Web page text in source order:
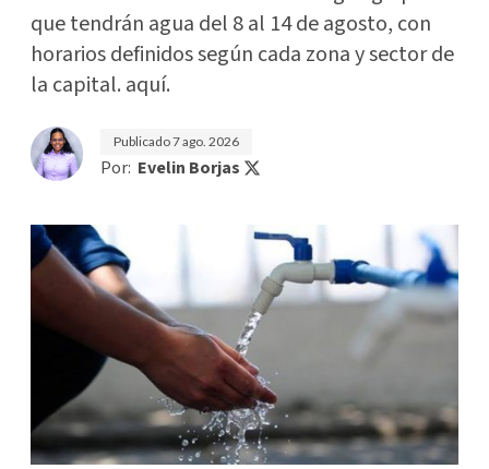
que tendrán agua del 8 al 14 de agosto, con
horarios definidos según cada zona y sector de
la capital. aquí.
Publicado7 ago. 2026
Por: Evelin Borjas